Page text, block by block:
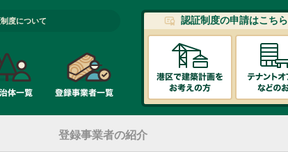
度について 認証制度の申請はこちら
登録事業者の紹介